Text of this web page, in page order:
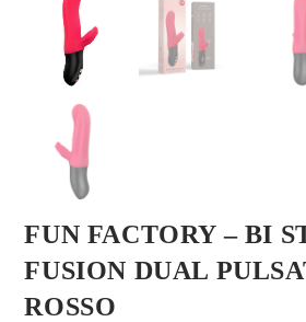
FUN FACTORY – BI
FUSION DUAL
ROSSO